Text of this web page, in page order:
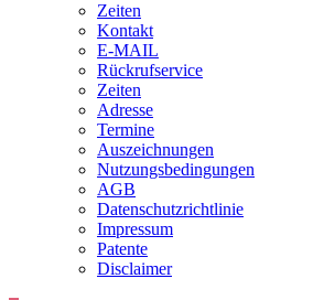
Zeiten
Kontakt
E-MAIL
Rückrufservice
Zeiten
Adresse
Termine
Auszeichnungen
Nutzungsbedingungen
AGB
Datenschutzrichtlinie
Impressum
Patente
Disclaimer